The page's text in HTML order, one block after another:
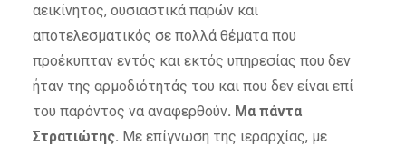
αεικίνητος, ουσιαστικά παρών και
αποτελεσματικός σε πολλά θέματα που
προέκυπταν εντός και εκτός υπηρεσίας που δεν
ήταν της αρμοδιότητάς του και που δεν είναι επί
του παρόντος να αναφερθούν. Μα πάντα
Στρατιώτης. Με επίγνωση της ιεραρχίας, με